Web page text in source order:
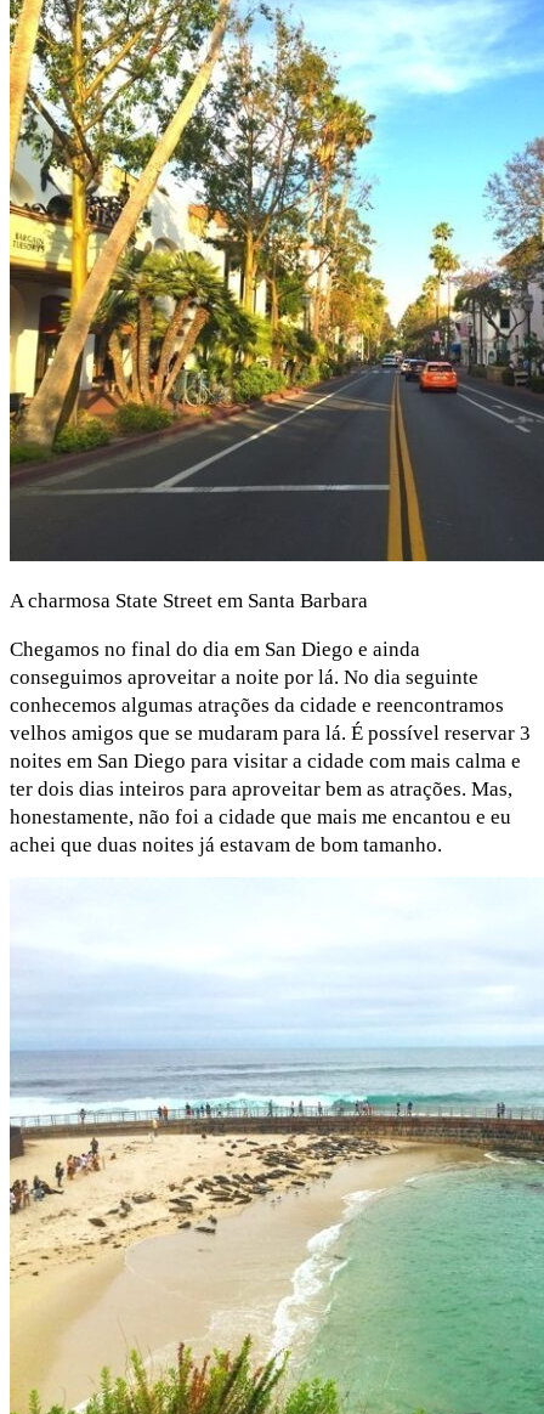
A charmosa State Street em Santa Barbara
Chegamos no final do dia em San Diego e ainda
conseguimos aproveitar a noite por lá. No dia seguinte
conhecemos algumas atrações da cidade e reencontramos
velhos amigos que se mudaram para lá. É possível reservar 3
noites em San Diego para visitar a cidade com mais calma e
ter dois dias inteiros para aproveitar bem as atrações. Mas,
honestamente, não foi a cidade que mais me encantou e eu
achei que duas noites já estavam de bom tamanho.